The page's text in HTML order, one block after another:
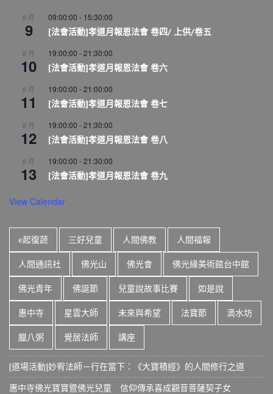
8 月
9
09:00:00 - 15:30:00
[法會活動]孝道月報恩法會 卷四/ 上供/卷五
8 月
10
19:00:00 -21:30:00
[法會活動]孝道月報恩法會 卷六
8 月
11
19:00:00 -21:00:00
[法會活動]孝道月報恩法會 卷七
8 月
12
19:00:00 -21:30:00
[法會活動]孝道月報恩法會 卷八
8 月
13
19:00:00 -21:30:00
[法會活動]孝道月報恩法會 卷九
View Calendar
e起復蔬 三好兒童 人間佛教 人間福報
人間通訊社 佛光山 佛光會 佛光緣美術館台中館
佛光青年 佛誕節 兒童說故事比賽 如是說
惠中寺 星雲大師 未來與希望 法寶節 滴水坊
臘八粥 覺居法師 講座
[道場活動]妙宥法師－行在當下：《大寶積經》的人間修行之道
惠中寺佛光寶寶暨佛光兒童 信仰傳承喜成觀音菩薩契子女